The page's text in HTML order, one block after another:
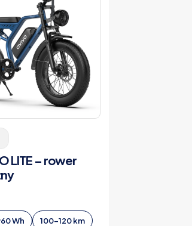
LITE – rower
Wh 100-120 km